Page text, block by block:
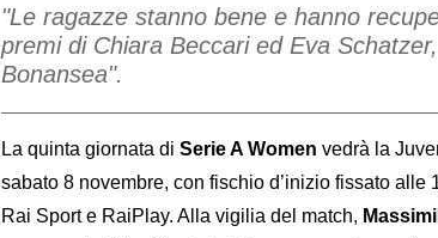
"Le ragazze stanno bene e hanno
premi di Chiara Beccari ed Eva
Bonansea".
La quinta giornata di Serie A Women vedrà la
sabato 8 novembre, con fischio d’inizio fissato alle
Rai Sport e RaiPlay. Alla vigilia del match,